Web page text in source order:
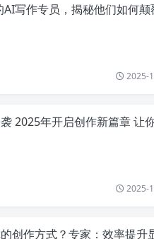
员，揭秘他们如何颠覆传统内容创
2025-
年开启创作新篇章 让你的故事不再孤
2025-
式？专家：效率提升显著但仍需人工润